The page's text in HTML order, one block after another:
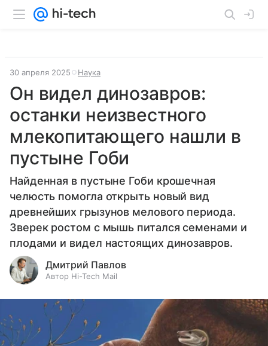
30 апреля 2025 Наука
Он видел динозавров:
останки неизвестного
млекопитающего нашли в
пустыне Гоби
Найденная в пустыне Гоби крошечная
челюсть помогла открыть новый вид
древнейших грызунов мелового периода.
Зверек ростом с мышь питался семенами и
плодами и видел настоящих динозавров.
Дмитрий Павлов
Автор Hi-Tech Mail